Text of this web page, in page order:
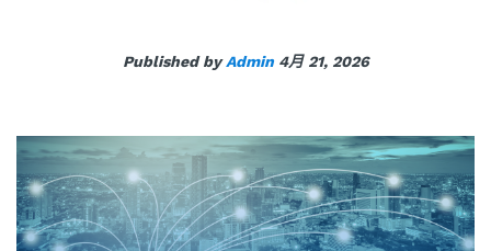
Published byAdmin4月 21, 2026